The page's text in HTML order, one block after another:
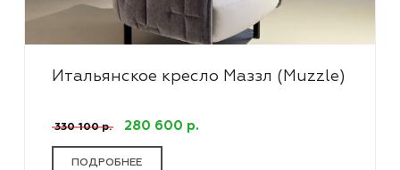
Итальянское кресло Маззл (Muzzle)
330 100 р. 280 600 р.
ПОДРОБНЕЕ